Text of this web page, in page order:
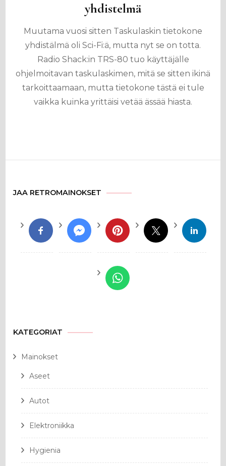
yhdistelmä
Muutama vuosi sitten Taskulaskin tietokone
yhdistälmä oli Sci-Fi:ä, mutta nyt se on totta.
Radio Shack:in TRS-80 tuo käyttäjälle
ohjelmoitavan taskulaskimen, mitä se sitten ikinä
tarkoittaamaan, mutta tietokone tästä ei tule
vaikka kuinka yrittäisi vetää ässää hiasta.
JAA RETROMAINOKSET
KATEGORIAT
Mainokset
Aseet
Autot
Elektroniikka
Hygienia